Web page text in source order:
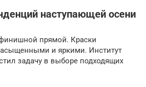
наступающей осени
прямой. Краски
и яркими. Институт
задачу в выборе подходящих